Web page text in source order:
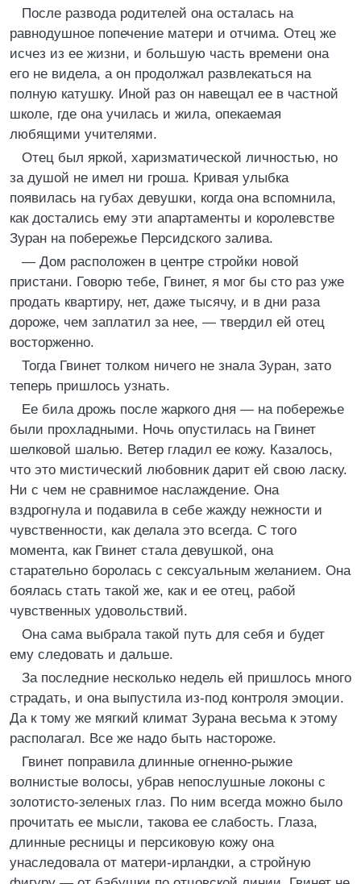
После развода родителей она осталась на
равнодушное попечение матери и отчима. Отец же
исчез из ее жизни, и большую часть времени она
его не видела, а он продолжал развлекаться на
полную катушку. Иной раз он навещал ее в частной
школе, где она училась и жила, опекаемая
любящими учителями.
Отец был яркой, харизматической личностью, но
за душой не имел ни гроша. Кривая улыбка
появилась на губах девушки, когда она вспомнила,
как достались ему эти апартаменты и королевстве
Зуран на побережье Персидского залива.
— Дом расположен в центре стройки новой
пристани. Говорю тебе, Гвинет, я мог бы сто раз уже
продать квартиру, нет, даже тысячу, и в дни раза
дороже, чем заплатил за нее, — твердил ей отец
восторженно.
Тогда Гвинет толком ничего не знала Зуран, зато
теперь пришлось узнать.
Ее била дрожь после жаркого дня — на побережье
были прохладными. Ночь опустилась на Гвинет
шелковой шалью. Ветер гладил ее кожу. Казалось,
что это мистический любовник дарит ей свою ласку.
Ни с чем не сравнимое наслаждение. Она
вздрогнула и подавила в себе жажду нежности и
чувственности, как делала это всегда. С того
момента, как Гвинет стала девушкой, она
старательно боролась с сексуальным желанием. Она
боялась стать такой же, как и ее отец, рабой
чувственных удовольствий.
Она сама выбрала такой путь для себя и будет
ему следовать и дальше.
За последние несколько недель ей пришлось много
страдать, и она выпустила из-под контроля эмоции.
Да к тому же мягкий климат Зурана весьма к этому
располагал. Все же надо быть настороже.
Гвинет поправила длинные огненно-рыжие
волнистые волосы, убрав непослушные локоны с
золотисто-зеленых глаз. По ним всегда можно было
прочитать ее мысли, такова ее слабость. Глаза,
длинные ресницы и персиковую кожу она
унаследовала от матери-ирландки, а стройную